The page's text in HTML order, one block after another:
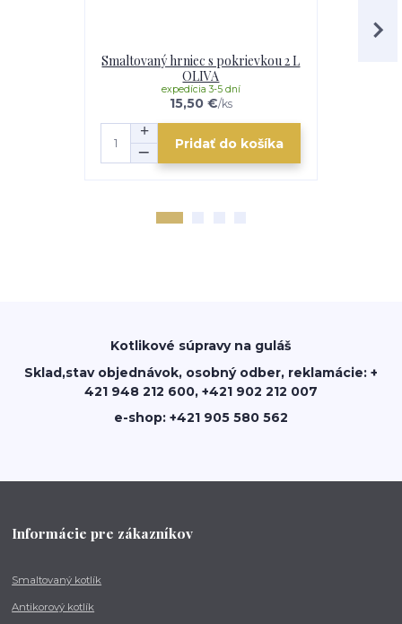
Smaltovaný hrniec s pokrievkou 2 L
OLIVA
15,50 €/ks
expedícia 3-5 dní
Pridať do košíka
Kotlikové súpravy na guláš
Sklad,stav objednávok, osobný odber, reklamácie: +
421 948 212 600, +421 902 212 007
e-shop: +421 905 580 562
Informácie pre zákazníkov
Smaltovaný kotlík
Antikorový kotlík